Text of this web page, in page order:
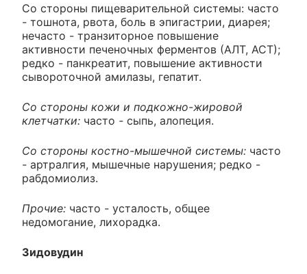
Со стороны пищеварительной системы: часто
- тошнота, рвота, боль в эпигастрии, диарея;
нечасто - транзиторное повышение
активности печеночных ферментов (АЛТ, АСТ);
редко - панкреатит, повышение активности
сывороточной амилазы, гепатит.
Со стороны кожи и подкожно-жировой
клетчатки: часто - сыпь, алопеция.
Со стороны костно-мышечной системы: часто
- артралгия, мышечные нарушения; редко -
рабдомиолиз.
Прочие: часто - усталость, общее
недомогание, лихорадка.
Зидовудин